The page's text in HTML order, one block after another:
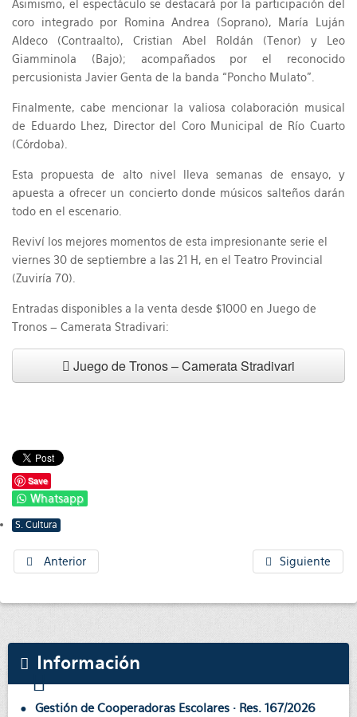
Asimismo, el espectáculo se destacará por la participación del
coro integrado por Romina Andrea (Soprano), María Luján
Aldeco (Contraalto), Cristian Abel Roldán (Tenor) y Leo
Giamminola (Bajo); acompañados por el reconocido
percusionista Javier Genta de la banda “Poncho Mulato”.
Finalmente, cabe mencionar la valiosa colaboración musical
de Eduardo Lhez, Director del Coro Municipal de Río Cuarto
(Córdoba).
Esta propuesta de alto nivel lleva semanas de ensayo, y
apuesta a ofrecer un concierto donde músicos salteños darán
todo en el escenario.
Reviví los mejores momentos de esta impresionante serie el
viernes 30 de septiembre a las 21 H, en el Teatro Provincial
(Zuviría 70).
Entradas disponibles a la venta desde $1000 en Juego de
Tronos – Camerata Stradivari:
Juego de Tronos – Camerata Stradivari
Save
Whatsapp
S. Cultura
Anterior Siguiente
Información
Gestión de Cooperadoras Escolares · Res. 167/2026